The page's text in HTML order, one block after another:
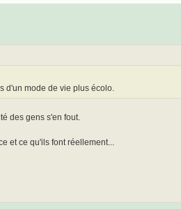
d'un mode de vie plus écolo.
des gens s'en fout.
et ce qu'ils font réellement...